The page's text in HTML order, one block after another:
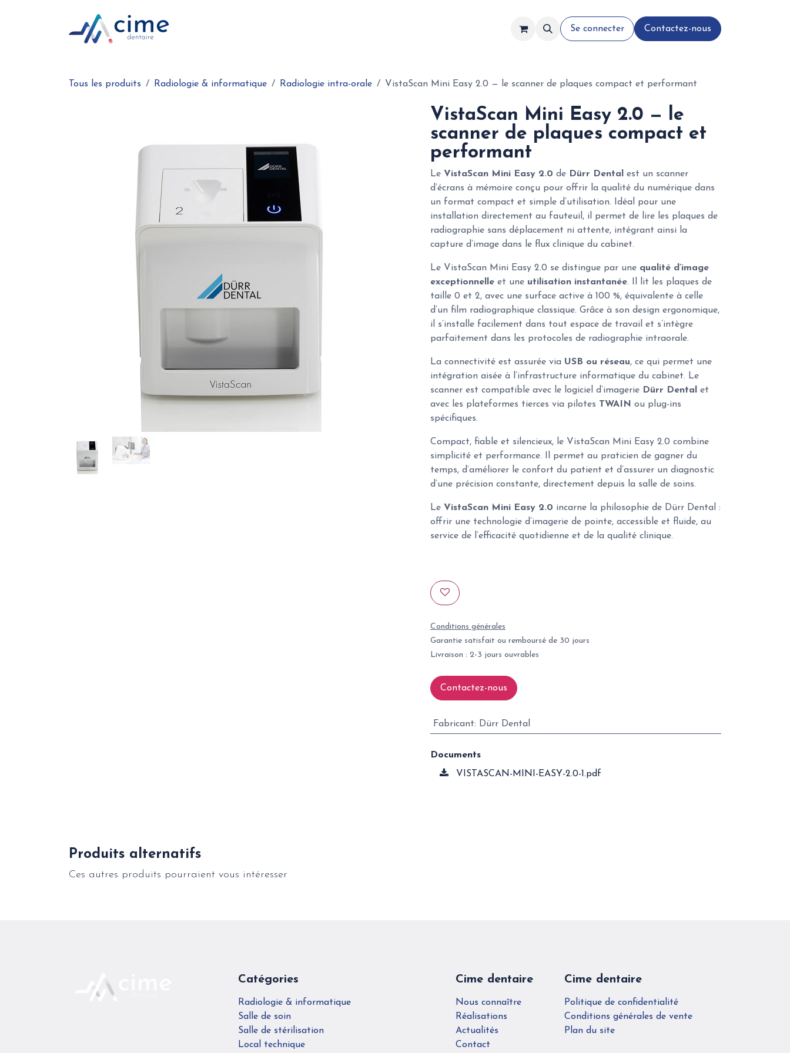
Se connecter Contactez-nous
Tous les produits Radiologie & informatique Radiologie intra-orale VistaScan Mini Easy 2.0 — le scanner de plaques compact et performant
VistaScan Mini Easy 2.0 — le
scanner de plaques compact et
performant
Le VistaScan Mini Easy 2.0 de Dürr Dental
est un scanner
d’écrans à mémoire conçu pour offrir la qualité du numérique dans
un format compact et simple d’utilisation. Idéal pour une
installation directement au fauteuil, il permet de lire les plaques de
radiographie sans déplacement ni attente, intégrant ainsi la
capture d’image dans le flux clinique du cabinet.
Le VistaScan Mini Easy 2.0 se distingue par une qualité d’image
exceptionnelle et une utilisation instantanée. Il lit les plaques de
taille 0 et 2, avec une surface active à 100 %, équivalente à celle
d’un film radiographique classique. Grâce à son design ergonomique,
il s’installe facilement dans tout espace de travail et s’intègre
parfaitement dans les protocoles de radiographie intraorale.
La connectivité est assurée via USB ou réseau, ce qui permet une
intégration aisée à l’infrastructure informatique du cabinet. Le
scanner est compatible avec le logiciel d’imagerie Dürr Dental
et
avec les plateformes tierces via pilotes TWAIN ou plug-ins
spécifiques.
Compact, fiable et silencieux, le VistaScan Mini Easy 2.0 combine
simplicité et performance. Il permet au praticien de gagner du
temps, d’améliorer le confort du patient et d’assurer un diagnostic
d’une précision constante, directement depuis la salle de soins.
Le VistaScan Mini Easy 2.0 incarne la philosophie de Dürr Dental :
offrir une technologie d’imagerie de pointe, accessible et fluide, au
service de l’efficacité quotidienne et de la qualité clinique.
Conditions générales
Garantie satisfait ou remboursé de 30 jours
Livraison : 2-3 jours ouvrables
Contactez-nous
Fabricant: Dürr Dental
Documents
VISTASCAN-MINI-EASY-2.0-1.pdf
Produits alternatifs
Ces autres produits pourraient vous intéresser
Cime dentaire
Politique de confidentialité
Conditions générales de vente
Plan du site
Cime dentaire
Nous connaître
Réalisations
Actualités
Contact
Catégories
Radiologie & informatique
Salle de soin
Salle de stérilisation
Local technique